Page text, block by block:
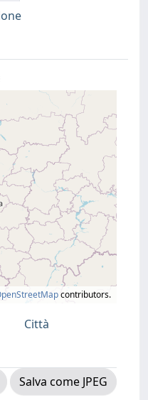
contributors.
Città
Salva come JPEG